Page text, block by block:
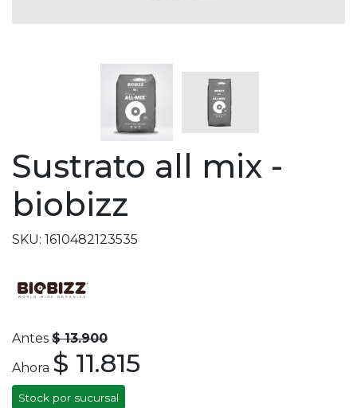
Sustrato all mix -
biobizz
SKU: 1610482123535
Antes $ 13.900
Ahora $ 11.815
Stock por sucursal